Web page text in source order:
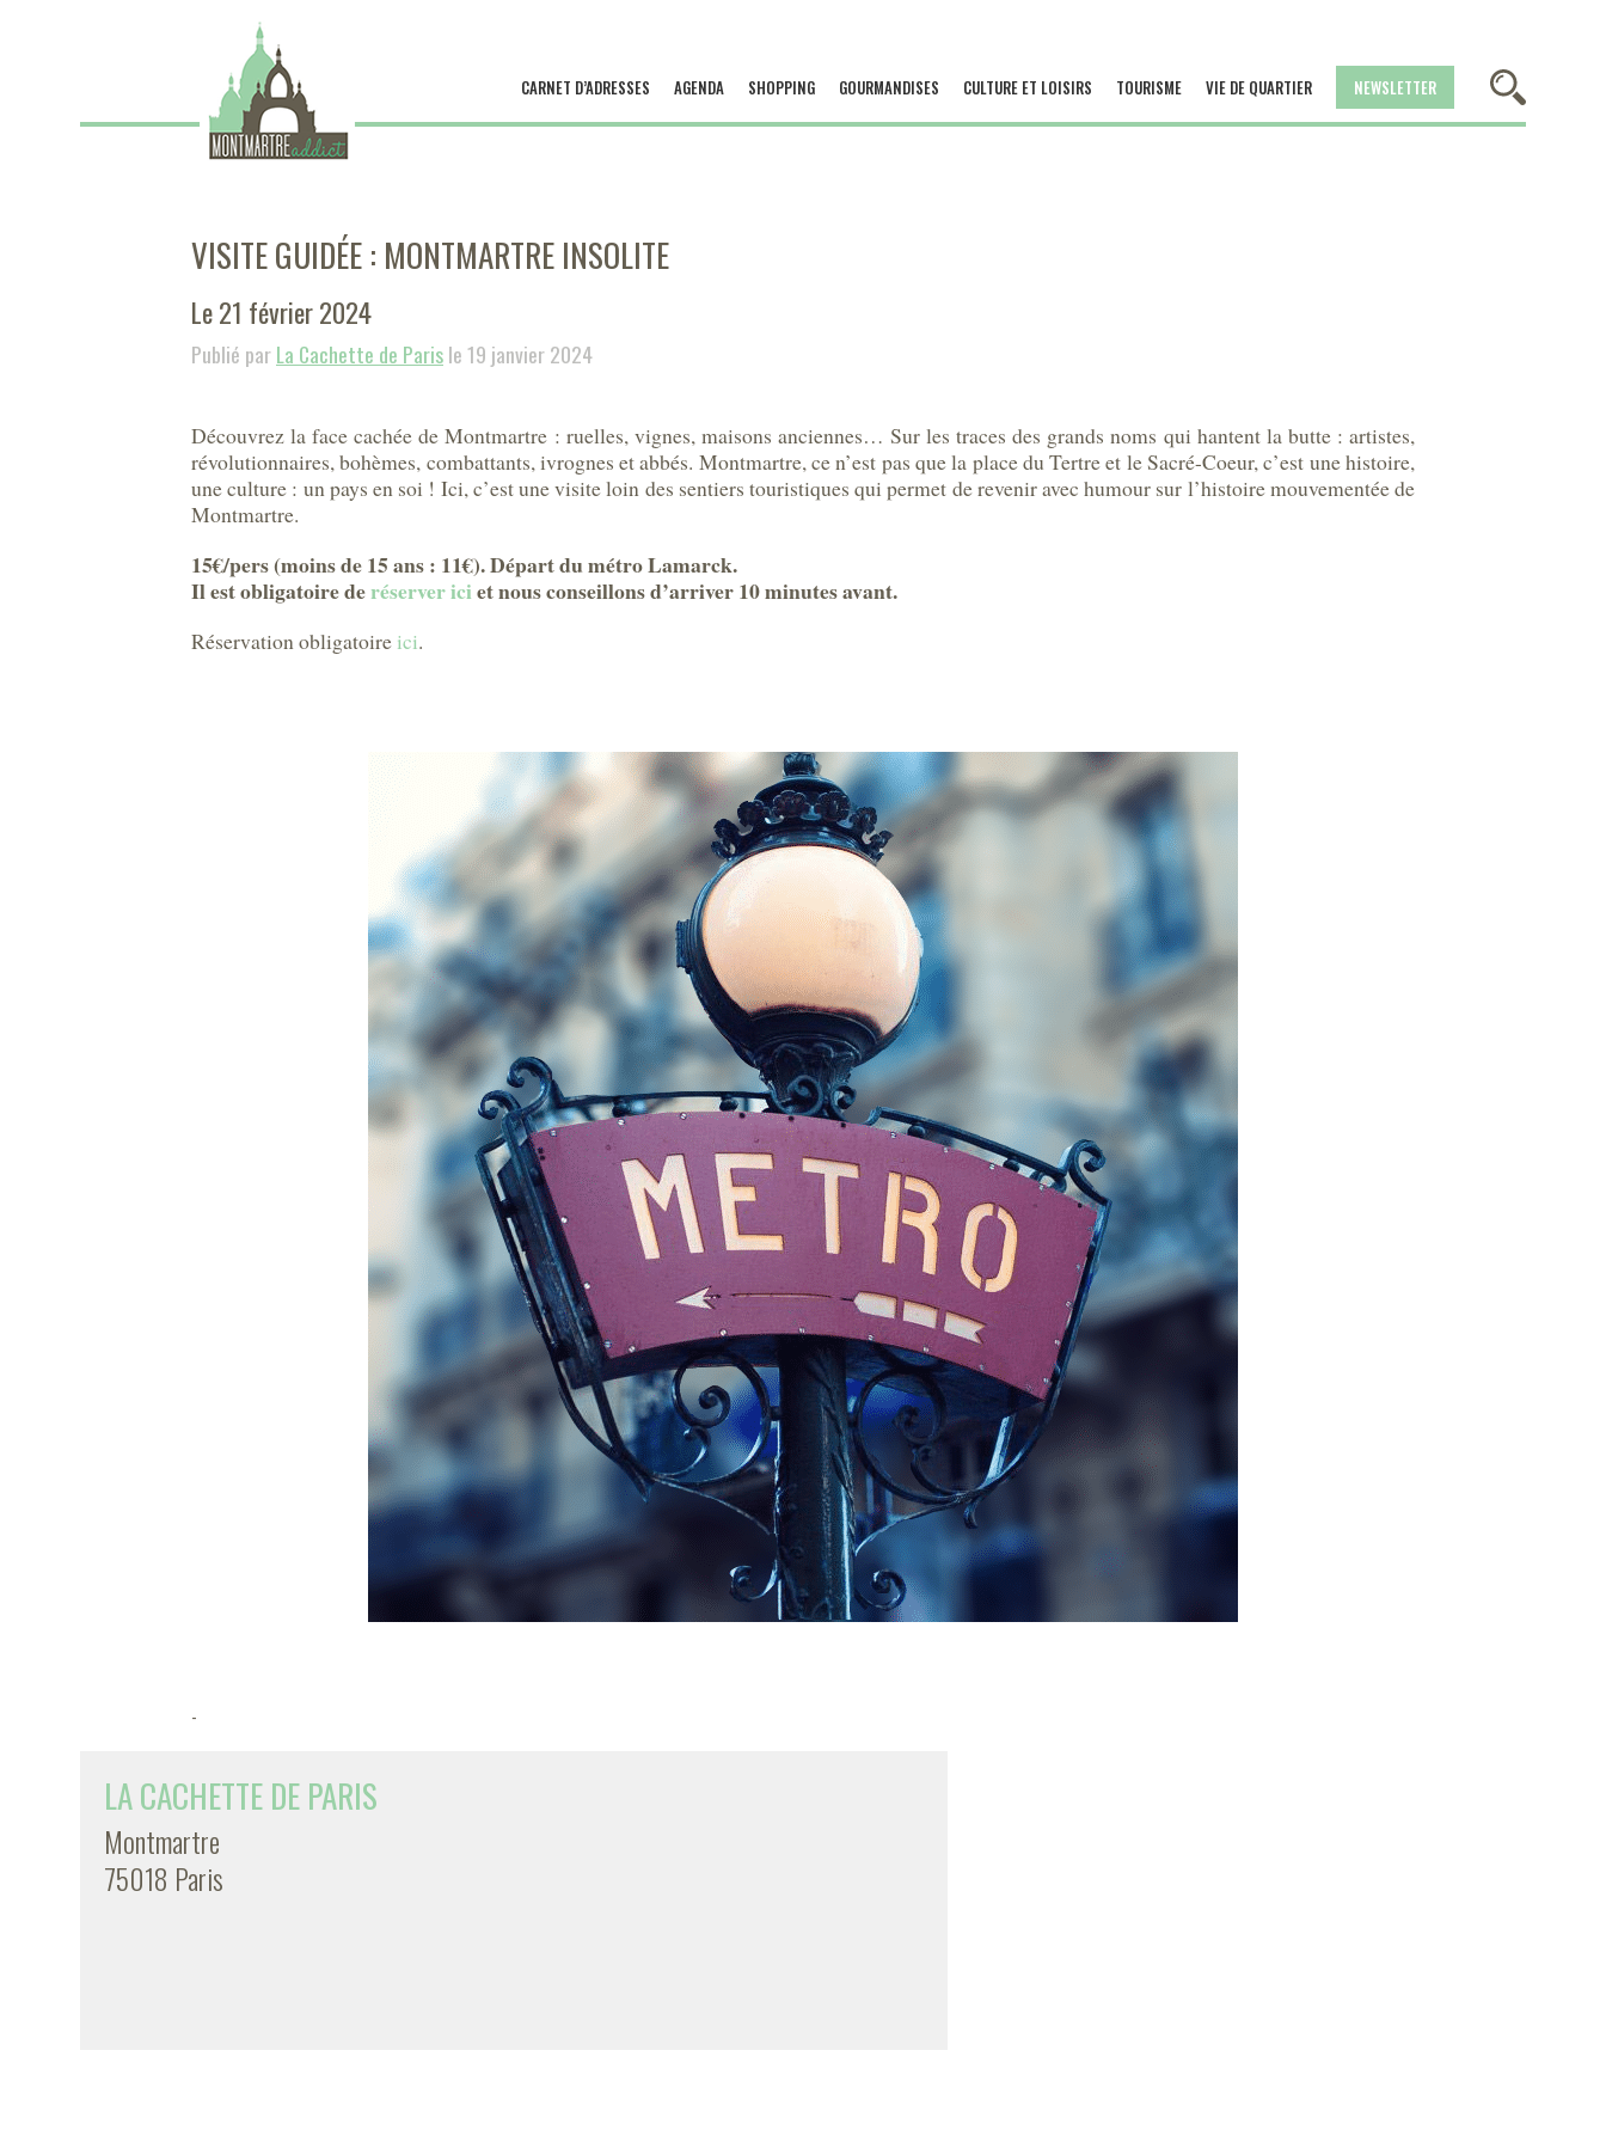
CARNET D’ADRESSES AGENDA SHOPPING GOURMANDISES CULTURE ET LOISIRS TOURISME VIE DE QUARTIER NEWSLETTER
VISITE GUIDÉE : MONTMARTRE INSOLITE
Le 21 février 2024
Publié parLa Cachette de Parisle 19 janvier 2024
Découvrez la face cachée de Montmartre : ruelles, vignes, maisons anciennes… Sur les traces des grands noms qui hantent la butte : artistes,
révolutionnaires, bohèmes, combattants, ivrognes et abbés. Montmartre, ce n’est pas que la place du Tertre et le Sacré-Coeur, c’est une histoire,
une culture : un pays en soi ! Ici, c’est une visite loin des sentiers touristiques qui permet de revenir avec humour sur l’histoire mouvementée de
Montmartre.
15€/pers (moins de 15 ans : 11€). Départ du métro Lamarck.
Il est obligatoire deréserver iciet nous conseillons d’arriver 10 minutes avant.
Réservation obligatoire ici.
-
LA CACHETTE DE PARIS
Montmartre
75018 Paris